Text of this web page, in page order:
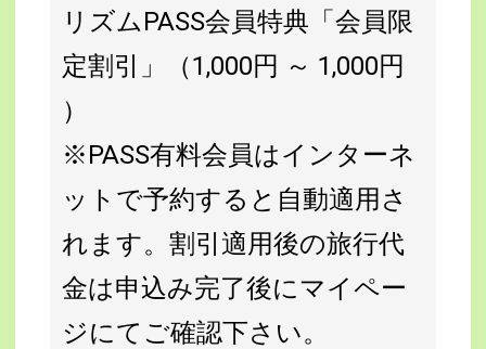
リズムPASS会員特典「会員限
定割引」（1,000円 ～ 1,000円
）
※PASS有料会員はインターネ
ットで予約すると自動適用さ
れます。割引適用後の旅行代
金は申込み完了後にマイペー
ジにてご確認下さい。